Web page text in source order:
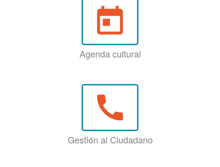
today
Agenda cultural
call
Gestión al Ciudadano